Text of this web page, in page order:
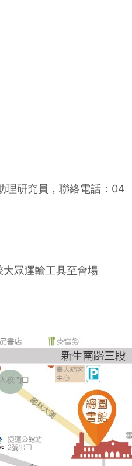
理研究員，聯絡電話：04
眾運輸工具至會場